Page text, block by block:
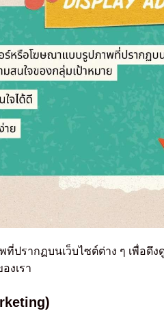
ปรากฏบนเว็บไซต์ต่าง ๆ เพื่อดึ
งเรา